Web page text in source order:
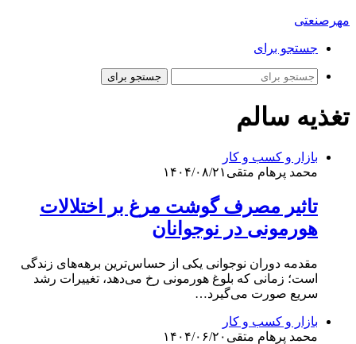
مهرصنعتی
جستجو برای
جستجو برای
تغذیه سالم
بازار و کسب و کار
محمد پرهام متقی ۱۴۰۴/۰۸/۲۱
تاثیر مصرف گوشت مرغ بر اختلالات
هورمونی در نوجوانان
مقدمه دوران نوجوانی یکی از حساس‌ترین برهه‌های زندگی
است؛ زمانی که بلوغ هورمونی رخ می‌دهد، تغییرات رشد
سریع صورت می‌گیرد…
بازار و کسب و کار
محمد پرهام متقی ۱۴۰۴/۰۶/۲۰